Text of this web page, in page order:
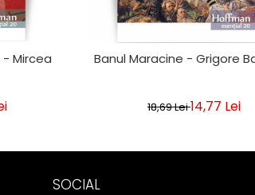
Mircea
Banul Maracine - Grigore
18,69 Lei14,77 Lei
SOCIAL